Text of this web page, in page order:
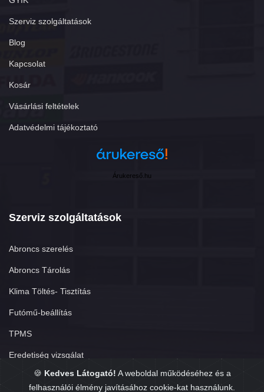
🍪 Kedves Látogató! A weboldal működéséhez és a
felhasználói élmény javításához cookie-kat használunk.
Szerviz szolgáltatások
Blog
Kapcsolat
Kosár
Vásárlási feltételek
Adatvédelmi tájékoztató
Árukereső.hu
Szerviz szolgáltatások
Abroncs szerelés
Abroncs Tárolás
Klima Töltés- Tisztítás
Futómű-beállítás
TPMS
Eredetiség vizsgálat